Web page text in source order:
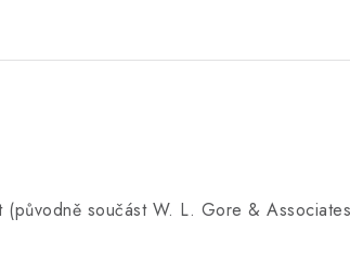
součást W. L. Gore &